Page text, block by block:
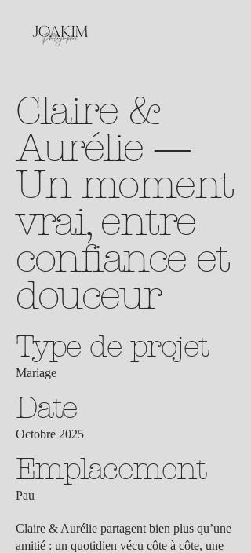
Claire &
Aurélie —
Un moment
vrai, entre
confiance et
douceur
Type de projet
Mariage
Date
Octobre 2025
Emplacement
Pau
Claire & Aurélie partagent bien plus qu’une
amitié : un quotidien vécu côte à côte, une